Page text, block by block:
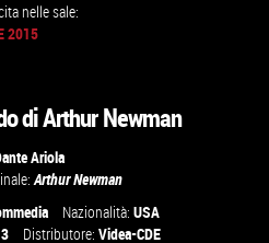
nelle sale:
2015
di Arthur Newman
Ariola
Arthur Newman
Nazionalità:USA
Distributore:Videa-CDE